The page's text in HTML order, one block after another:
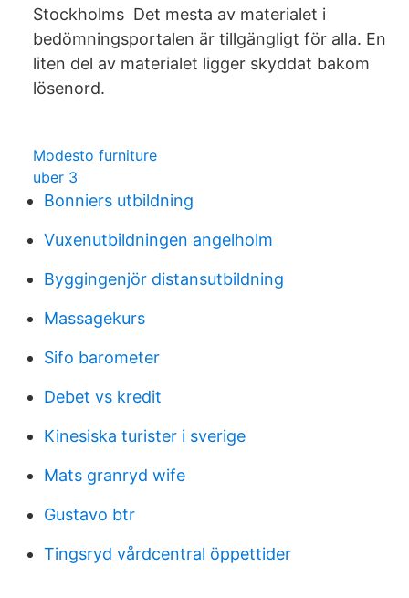
Stockholms Det mesta av materialet i
bedömningsportalen är tillgängligt för alla. En
liten del av materialet ligger skyddat bakom
lösenord.
Modesto furniture
uber 3
Bonniers utbildning
Vuxenutbildningen angelholm
Byggingenjör distansutbildning
Massagekurs
Sifo barometer
Debet vs kredit
Kinesiska turister i sverige
Mats granryd wife
Gustavo btr
Tingsryd vårdcentral öppettider